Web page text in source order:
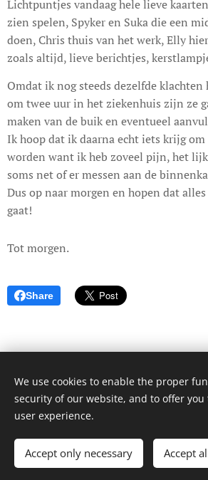
Lichtpuntjes vandaag hele lieve
zien spelen, Spyker en Suka die een
doen, Chris thuis van het werk, Elly
zoals altijd, lieve berichtjes,
Omdat ik nog steeds dezelfde
om twee uur in het ziekenhuis zijn ze
maken van de buik en eventueel
Ik hoop dat ik daarna echt iets krijg
worden want ik heb zoveel pijn, het
soms net of er messen aan de
Dus op naar morgen en hopen dat
gaat!
Tot morgen.
Share
© 2017 Dagboek van een onbekende. Alle
Languages
Nederlands
English
We use cookies to enable the proper
security of our website, and to offer
user experience.
Accept only necessary Accept